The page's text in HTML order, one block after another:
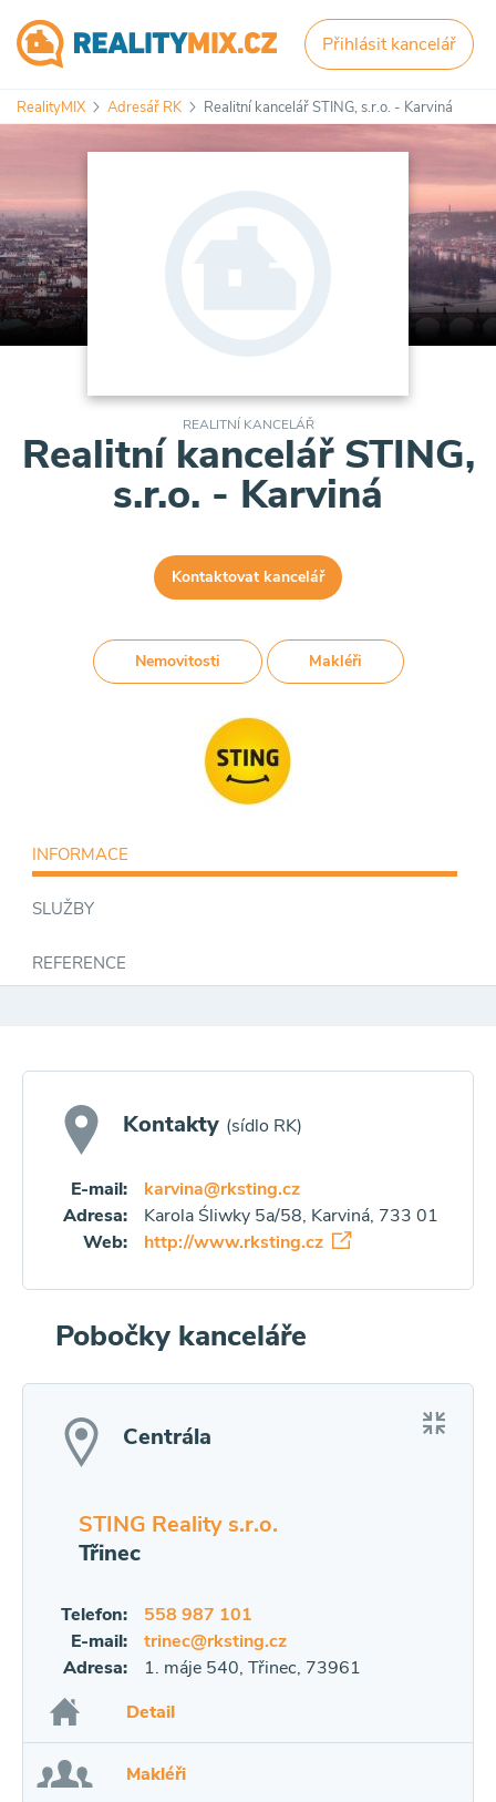
Přihlásit kancelář
RealityMIX Adresář RK Realitní kancelář STING, s.r.o. - Karviná
REALITNÍ KANCELÁŘ
Realitní kancelář STING,
s.r.o. - Karviná
Kontaktovat kancelář
Nemovitosti Makléři
INFORMACE
SLUŽBY
REFERENCE
Kontakty (sídlo RK)
E-mail:
karvina@rksting.cz
Adresa:
Karola Śliwky 5a/58, Karviná, 733 01
Web:
http://www.rksting.cz
Pobočky kanceláře
Centrála
STING Reality s.r.o.
Třinec
Telefon:
558 987 101
E-mail:
trinec@rksting.cz
Adresa:
1. máje 540, Třinec, 73961
Detail
Makléři